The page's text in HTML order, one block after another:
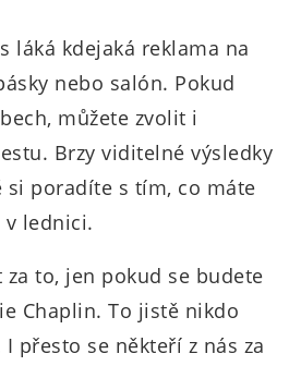
láká kdejaká reklama na
nebo salón. Pokud
můžete zvolit i
Brzy viditelné výsledky
si poradíte s tím, co máte
v lednici.
za to, jen pokud se budete
Chaplin. To jistě nikdo
přesto se někteří z nás za